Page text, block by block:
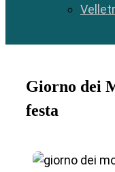
Giorno dei
festa